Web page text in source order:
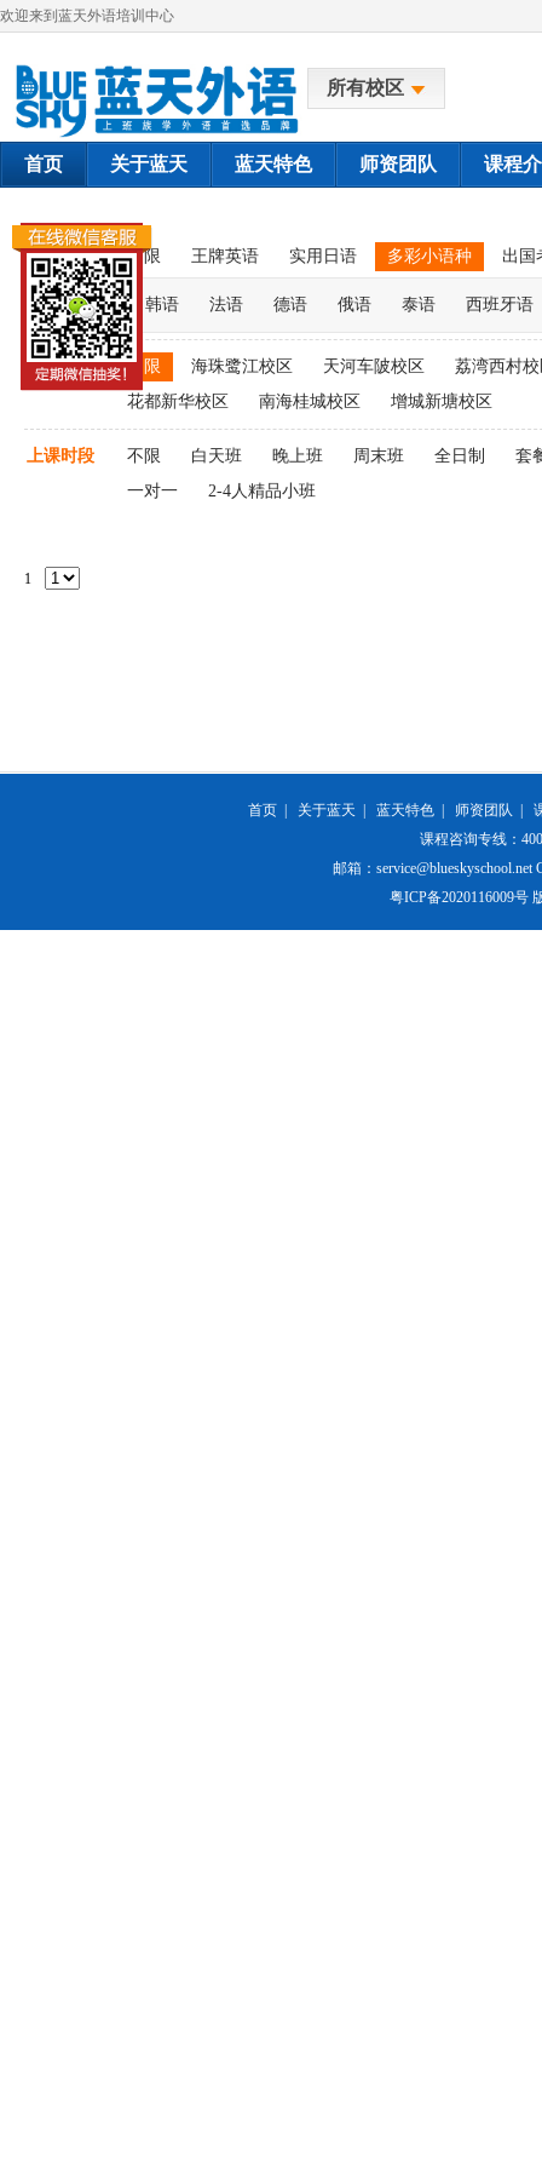
欢迎来到蓝天外语培训中心
所有校区
首页 关于蓝天 蓝天特色 师资团队 课程
课程类别 不限 王牌英语 实用日语 多彩小语种 出国
韩语 法语 德语 俄语 泰语 西班牙语
上课校区 不限 海珠鹭江校区 天河车陂校区
荔湾西村
花都新华校区
南海桂城校区 增城新塘校区
上课时段 不限 白天班 晚上班 周末班 全日制
套
一对一
2-4人精品小班
1
首页 关于蓝天 蓝天特色 师资团队
课程咨询专线：
邮箱：service@blueskyschool.net
粤ICP备2020116009号